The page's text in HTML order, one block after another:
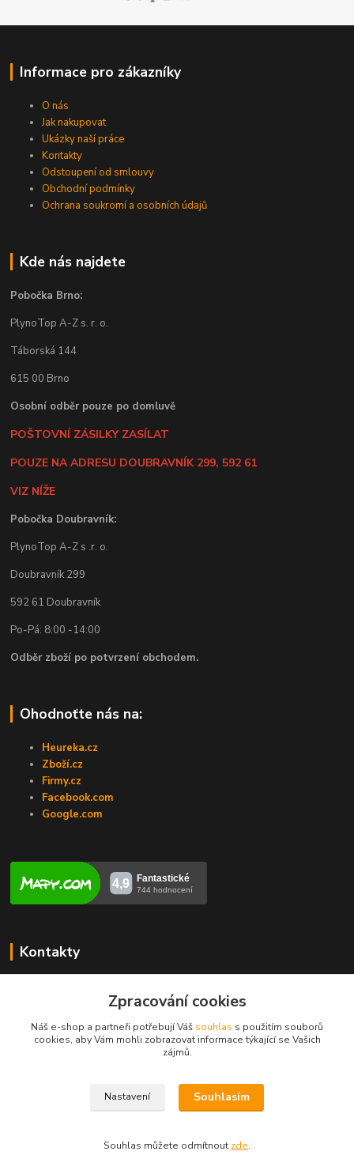
Informace pro zákazníky
O nás
Jak nakupovat
Ukázky naší práce
Kontakty
Odstoupení od smlouvy
Obchodní podmínky
Ochrana soukromí a osobních údajů
Kde nás najdete
Pobočka Brno:
PlynoTop A-Z s. r. o.
Táborská 144
615 00 Brno
Osobní odběr pouze po domluvě
POŠTOVNÍ ZÁSILKY ZASÍLAT
POUZE NA ADRESU DOUBRAVNÍK 299, 592 61
VIZ NÍŽE
Pobočka Doubravník:
PlynoTop A-Z s .r. o.
Doubravník 299
592 61 Doubravník
Po-Pá: 8:00 -14:00
Odběr zboží po potvrzení obchodem.
Ohodnoťte nás na:
Heureka.cz
Zboží.cz
Firmy.cz
Facebook.com
Google.com
Kontakty
+420731448913
info@opravakotlu.cz
Zpracování cookies
Náš e-shop a partneři potřebují Váš souhlas s použitím souborů
cookies, aby Vám mohli zobrazovat informace týkající se Vašich
zájmů.
Nastavení Souhlasím
Souhlas můžete odmítnout zde.